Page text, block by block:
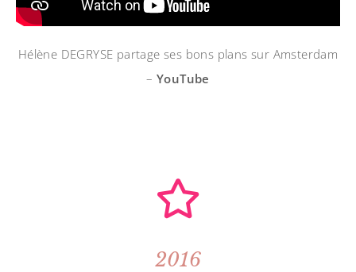
Hélène DEGRYSE partage ses bons plans sur Amsterdam
– YouTube
2016